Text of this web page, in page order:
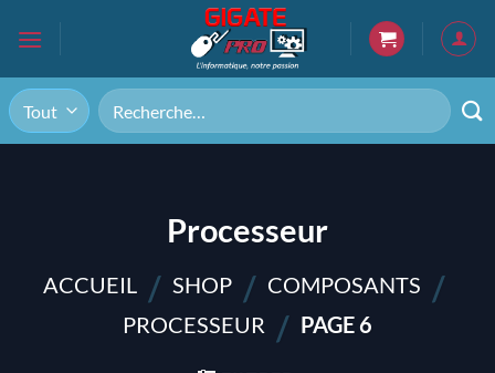
Recherche
pour :
Processeur
ACCUEIL / SHOP / COMPOSANTS /
PROCESSEUR / PAGE 6